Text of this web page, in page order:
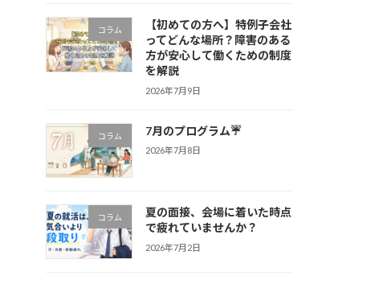
コラム
【初めての方へ】特例子会社
ってどんな場所？障害のある
方が安心して働くための制度
を解説
2026年7月9日
コラム 7月のプログラム☔
2026年7月8日
コラム
夏の面接、会場に着いた時点
で疲れていませんか？
2026年7月2日